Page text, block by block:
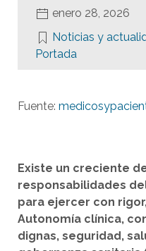
enero 28, 2026
Noticias y
Portada
Fuente:
Existe un creciente
responsabilidades
para ejercer con
Autonomía clínica,
dignas, seguridad,